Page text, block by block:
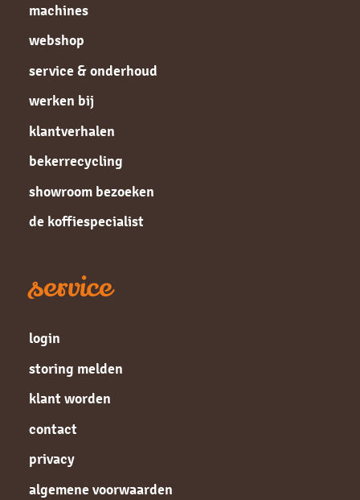
machines
webshop
service & onderhoud
werken bij
klantverhalen
bekerrecycling
showroom bezoeken
de koffiespecialist
service
login
storing melden
klant worden
contact
privacy
algemene voorwaarden